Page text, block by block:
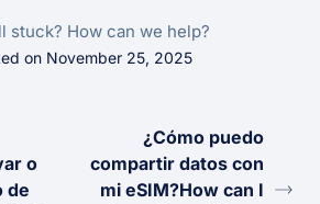
stuck? How can we help?
on November 25, 2025
o
de
¿Cómo puedo
compartir datos con
mi eSIM?How can I